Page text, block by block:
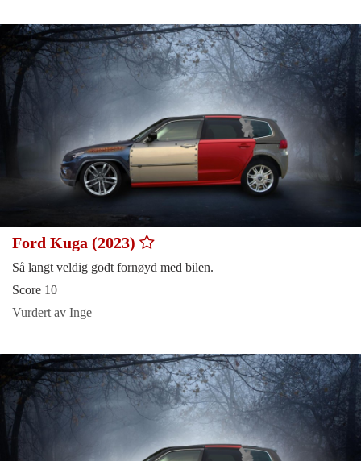
Ford Kuga (2023)
Så langt veldig godt fornøyd med bilen.
Score 10
Vurdert av Inge